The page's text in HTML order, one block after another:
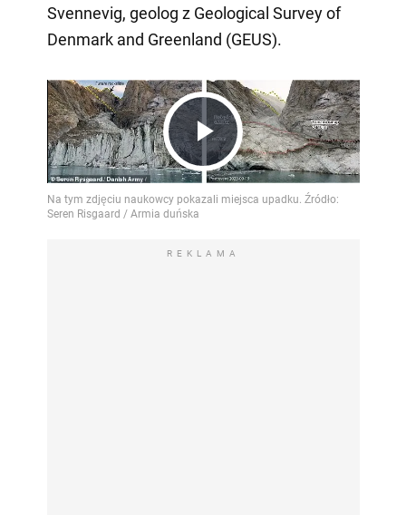
Svennevig, geolog z Geological Survey of
Denmark and Greenland (GEUS).
Play
REKLAMA